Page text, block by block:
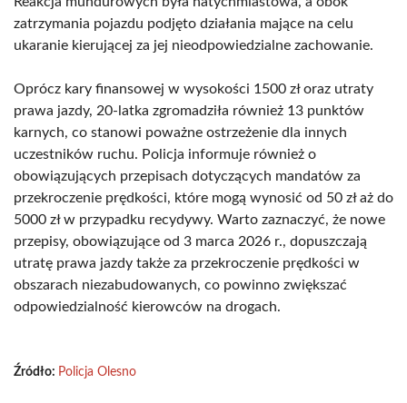
zatrzymania pojazdu podjęto działania mające na celu
ukaranie kierującej za jej nieodpowiedzialne zachowanie.
Oprócz kary finansowej w wysokości 1500 zł oraz utraty
prawa jazdy, 20-latka zgromadziła również 13 punktów
karnych, co stanowi poważne ostrzeżenie dla innych
uczestników ruchu. Policja informuje również o
obowiązujących przepisach dotyczących mandatów za
przekroczenie prędkości, które mogą wynosić od 50 zł aż do
5000 zł w przypadku recydywy. Warto zaznaczyć, że nowe
przepisy, obowiązujące od 3 marca 2026 r., dopuszczają
utratę prawa jazdy także za przekroczenie prędkości w
obszarach niezabudowanych, co powinno zwiększać
odpowiedzialność kierowców na drogach.
Źródło: Policja Olesno